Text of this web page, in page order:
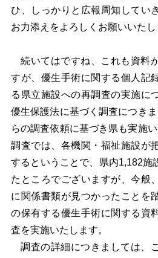
ひ、しっかりと広報周知してい
お力添えをよろしくお願いいたし
続いてはですね、これも資料
すが、優生手術に関する個人記
る県立施設への再調査の実施に
優生保護法に基づく調査につき
らの調査依頼に基づき県も実施
調査では、各機関・福祉施設が
するということで、県内1,182施
たところでございますが、今般
に関係書類が見つかったことを
の保有する優生手術に関する資
査を実施いたします。
調査の詳細につきましては、